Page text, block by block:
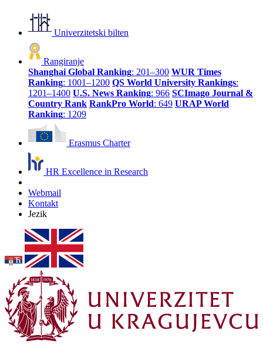
Univerzitetski bilten
Rangiranje
Shanghai Global Ranking: 201–300 WUR Times
Ranking: 1001–1200 QS World University Rankings:
1201–1400 U.S. News Ranking: 966 SCImago Journal &
Country Rank RankPro World: 649 URAP World
Ranking: 1209
Erasmus Charter
HR Excellence in Research
Webmail
Kontakt
Jezik